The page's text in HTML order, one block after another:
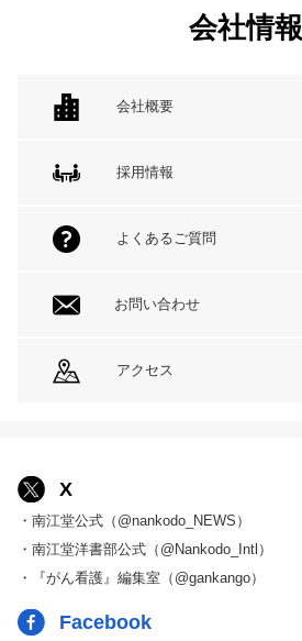
会社情報
会社概要
採用情報
よくあるご質問
お問い合わせ
アクセス
X
・南江堂公式（@nankodo_NEWS）
・南江堂洋書部公式（@Nankodo_Intl）
・『がん看護』編集室（@gankango）
Facebook